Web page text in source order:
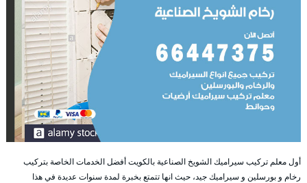
أول معلم تركيب سيراميك الشويخ الصناعية بالكويت أفضل الخدمات الخاصة بتركيب
رخام و بورسلين و سيراميك جيد، حيث انها تتمتع بخبرة لمدة سنوات عديدة في هذا